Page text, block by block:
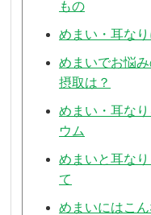
もの
めまい・耳な
めまいでお悩
摂取は？
めまい・耳な
ウム
めまいと耳な
て
めまいにはこん